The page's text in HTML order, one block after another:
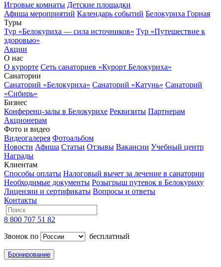
Игровые комнаты Детские площадки
Афиша мероприятий Календарь событий Белокуриха Горная
Туры
Тур «Белокуриха — сила источников» Тур «Путешествие к
здоровью»
Акции
О нас
О курорте Сеть санаториев «Курорт Белокуриха»
Санатории
Санаторий «Белокуриха» Санаторий «Катунь» Санаторий
«Сибирь»
Бизнес
Конференц-залы в Белокурихе Реквизиты Партнерам
Акционерам
Фото и видео
Видеогалерея Фотоальбом
Новости Афиша Статьи Отзывы Вакансии Учебный центр
Награды
Клиентам
Способы оплаты Налоговый вычет за лечение в санатории
Необходимые документы Розыгрыш путевок в Белокуриху
Лицензии и сертификаты Вопросы и ответы
Контакты
8 800 707 51 82
Звонок по
бесплатный
Бронирование